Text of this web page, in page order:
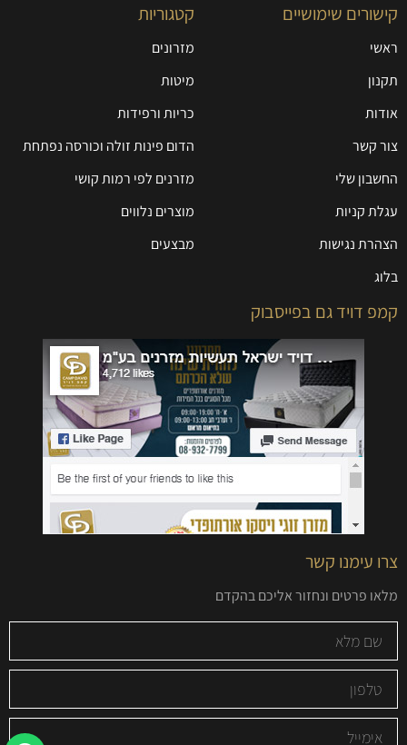
קישורים שימושיים
ראשי
תקנון
אודות
צור קשר
החשבון שלי
עגלת קניות
הצהרת נגישות
בלוג
קטגוריות
מזרונים
מיטות
כריות ורפידות
הדום פינות זולה וכורסה נפתחת
מזרנים לפי רמות קושי
מוצרים נלווים
מבצעים
קמפ דויד גם בפייסבוק
צרו עימנו קשר
מלאו פרטים ונחזור אליכם בהקדם